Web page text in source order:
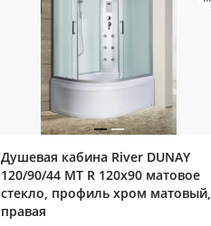
Душевая кабина River DUNAY
120/90/44 MT R 120х90 матовое
стекло, профиль хром матовый,
правая